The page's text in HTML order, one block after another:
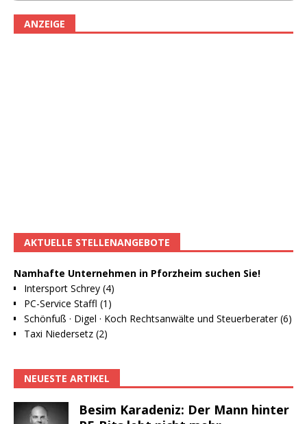
ANZEIGE
AKTUELLE STELLENANGEBOTE
Namhafte Unternehmen in Pforzheim suchen Sie!
Intersport Schrey (4)
PC-Service Staffl (1)
Schönfuß · Digel · Koch Rechtsanwälte und Steuerberater (6)
Taxi Niedersetz (2)
NEUESTE ARTIKEL
Besim Karadeniz: Der Mann hinter